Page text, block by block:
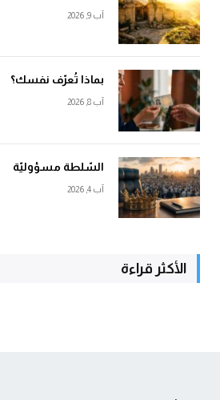
آب 9, 2026
بماذا تُعرّف نفسك؟
آب 8, 2026
السّلطة مسؤوليّة
آب 4, 2026
الأكثر قراءة